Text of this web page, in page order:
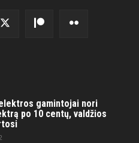
gamintojai nori
po 10 centų, valdžios